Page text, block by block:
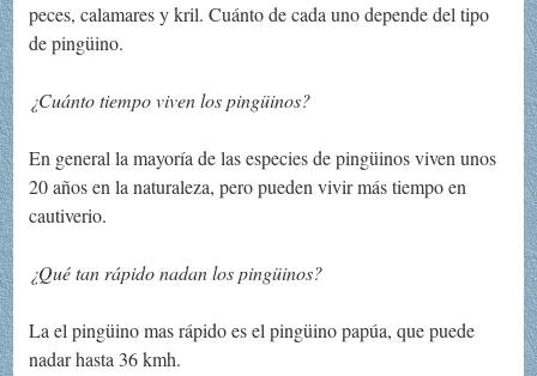
peces, calamares y kril. Cuánto de cada uno depende del tipo
de pingüino.
¿Cuánto tiempo viven los pingüinos?
En general la mayoría de las especies de pingüinos viven unos
20 años en la naturaleza, pero pueden vivir más tiempo en
cautiverio.
¿Qué tan rápido nadan los pingüinos?
La el pingüino mas rápido es el pingüino papúa, que puede
nadar hasta 36 kmh.